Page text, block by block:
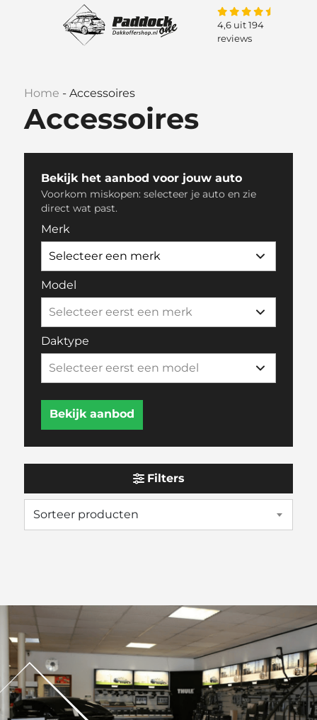
4,6 uit 194
reviews
Home -Accessoires
Accessoires
Bekijk het aanbod voor jouw auto
Voorkom miskopen: selecteer je auto en zie
direct wat past.
Merk
Model
Daktype
Filters